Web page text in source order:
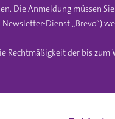
Die Anmeldung müssen
Dienst „Brevo“)
der bis